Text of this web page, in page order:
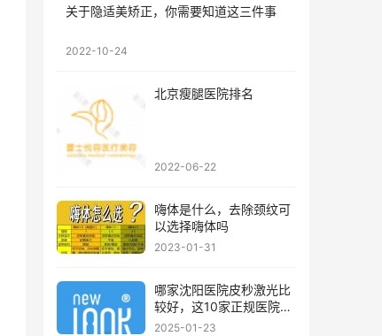
关于隐适美矫正，你需要知道这三件事
2022-10-24
北京瘦腿医院排名
2022-06-22
嗨体是什么，去除颈纹可
以选择嗨体吗
2023-01-31
哪家沈阳医院皮秒激光比
较好，这10家正规医院值
得你看看
2025-01-23